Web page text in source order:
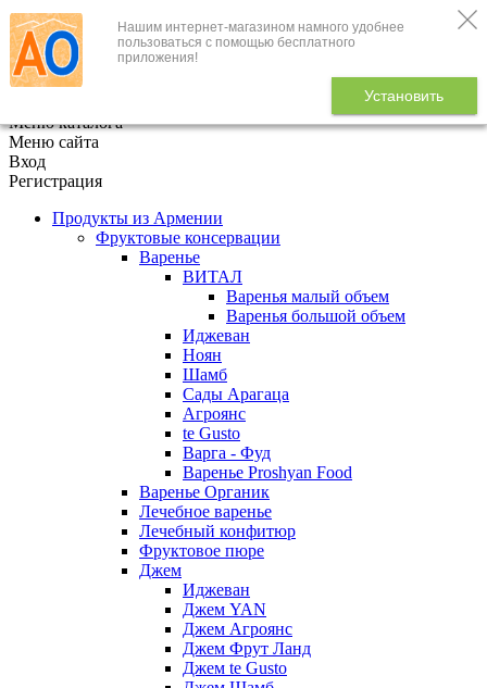
Нашим интернет-магазином намного удобнее
пользоваться с помощью бесплатного
приложения!
Установить
+7 (495) 646-888-1
В корзине
Меню каталога
Меню сайта
Вход
Регистрация
Продукты из Армении
Фруктовые консервации
Варенье
ВИТАЛ
Варенья малый объем
Варенья большой объем
Иджеван
Ноян
Шамб
Сады Арагаца
Агроянс
te Gusto
Варга - Фуд
Варенье Proshyan Food
Варенье Органик
Лечебное варенье
Лечебный конфитюр
Фруктовое пюре
Джем
Иджеван
Джем YAN
Джем Агроянс
Джем Фрут Ланд
Джем te Gusto